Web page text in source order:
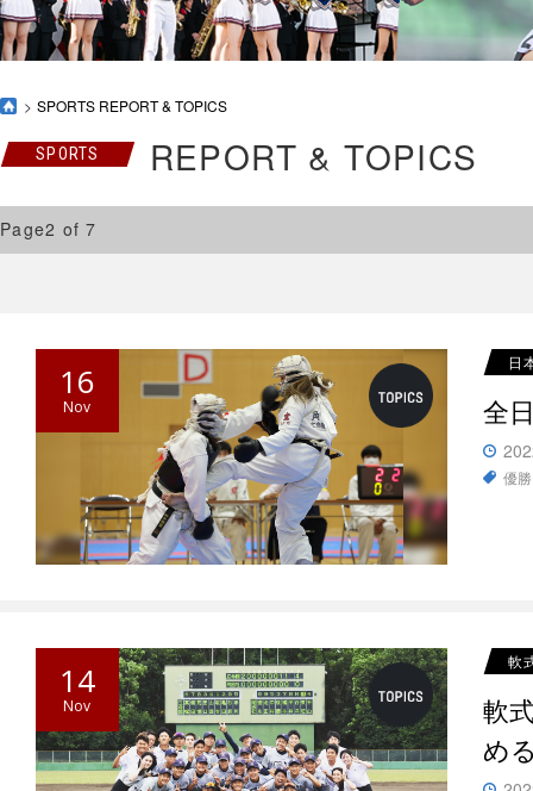
SPORTS REPORT & TOPICS
SPORTS REPORT & TOPICS
Page2 of 7
16
Nov
日
全
優勝
14
Nov
軟
軟
め